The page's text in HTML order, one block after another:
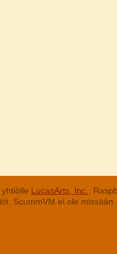
LucasArts, Inc.
.
ScummVM ei ole missään